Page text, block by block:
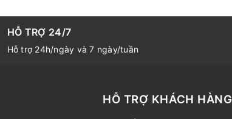
HỖ TRỢ 24/7
Hỗ trợ 24h/ngày và 7 ngày/tuần
HỖ TRỢ KHÁCH HÀNG